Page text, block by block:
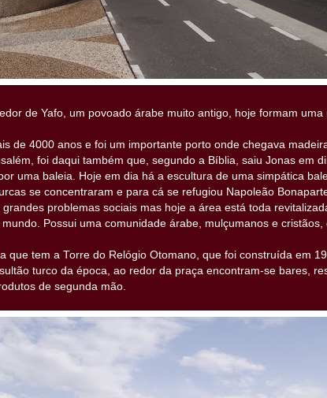
de Yafo, um povoado árabe muito antigo, hoje formam uma
de 4000 anos e foi um importante porto onde chegava
foi daqui também que, segundo a Bíblia, saiu Jonas em
uma baleia. Hoje em dia há a escultura de uma simpática
se concentraram e para cá se refugiou Napoleão
problemas sociais mas hoje a área está toda
Possui uma comunidade árabe, mulçumanos e cristãos,
que tem a Torre do Relógio Otomano, que foi construída em
turco da época, ao redor da praça encontram-se bares,
de segunda mão.